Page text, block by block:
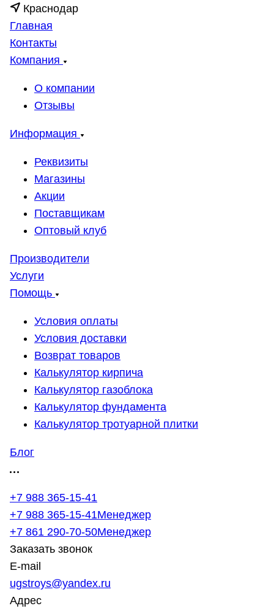
Краснодар
Главная
Контакты
Компания
О компании
Отзывы
Информация
Реквизиты
Магазины
Акции
Поставщикам
Оптовый клуб
Производители
Услуги
Помощь
Условия оплаты
Условия доставки
Возврат товаров
Калькулятор кирпича
Калькулятор газоблока
Калькулятор фундамента
Калькулятор тротуарной плитки
Блог
+7 988 365-15-41
+7 988 365-15-41Менеджер
+7 861 290-70-50Менеджер
Заказать звонок
E-mail
ugstroys@yandex.ru
Адрес